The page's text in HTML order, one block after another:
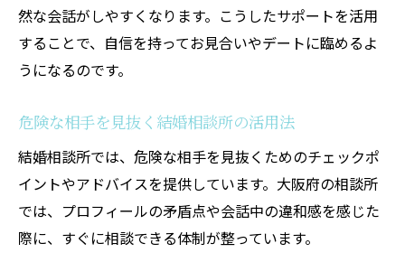
然な会話がしやすくなります。こうしたサポートを活用
することで、自信を持ってお見合いやデートに臨めるよ
うになるのです。
危険な相手を見抜く結婚相談所の活用法
結婚相談所では、危険な相手を見抜くためのチェックポ
イントやアドバイスを提供しています。大阪府の相談所
では、プロフィールの矛盾点や会話中の違和感を感じた
際に、すぐに相談できる体制が整っています。